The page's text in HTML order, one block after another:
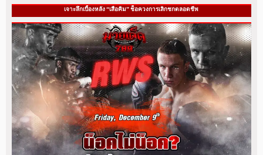
เจาะลึกเบื้องหลัง “เสือคิม” ช็อควงการเลิกชกตลอดชีพ